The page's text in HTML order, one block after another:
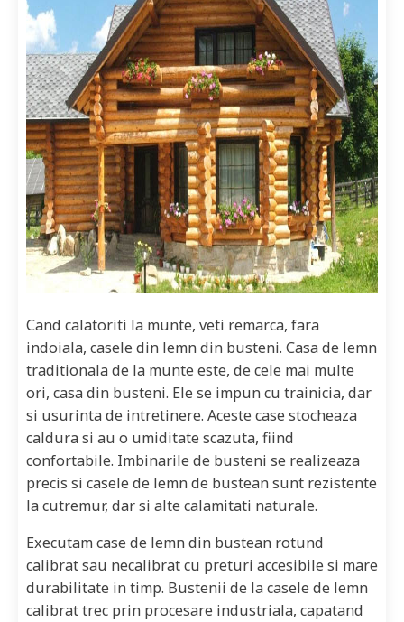
Cand calatoriti la munte, veti remarca, fara
indoiala, casele din lemn din busteni. Casa de lemn
traditionala de la munte este, de cele mai multe
ori, casa din busteni. Ele se impun cu trainicia, dar
si usurinta de intretinere. Aceste case stocheaza
caldura si au o umiditate scazuta, fiind
confortabile. Imbinarile de busteni se realizeaza
precis si casele de lemn de bustean sunt rezistente
la cutremur, dar si alte calamitati naturale.
Executam case de lemn din bustean rotund
calibrat sau necalibrat cu preturi accesibile si mare
durabilitate in timp. Bustenii de la casele de lemn
calibrat trec prin procesare industriala, capatand